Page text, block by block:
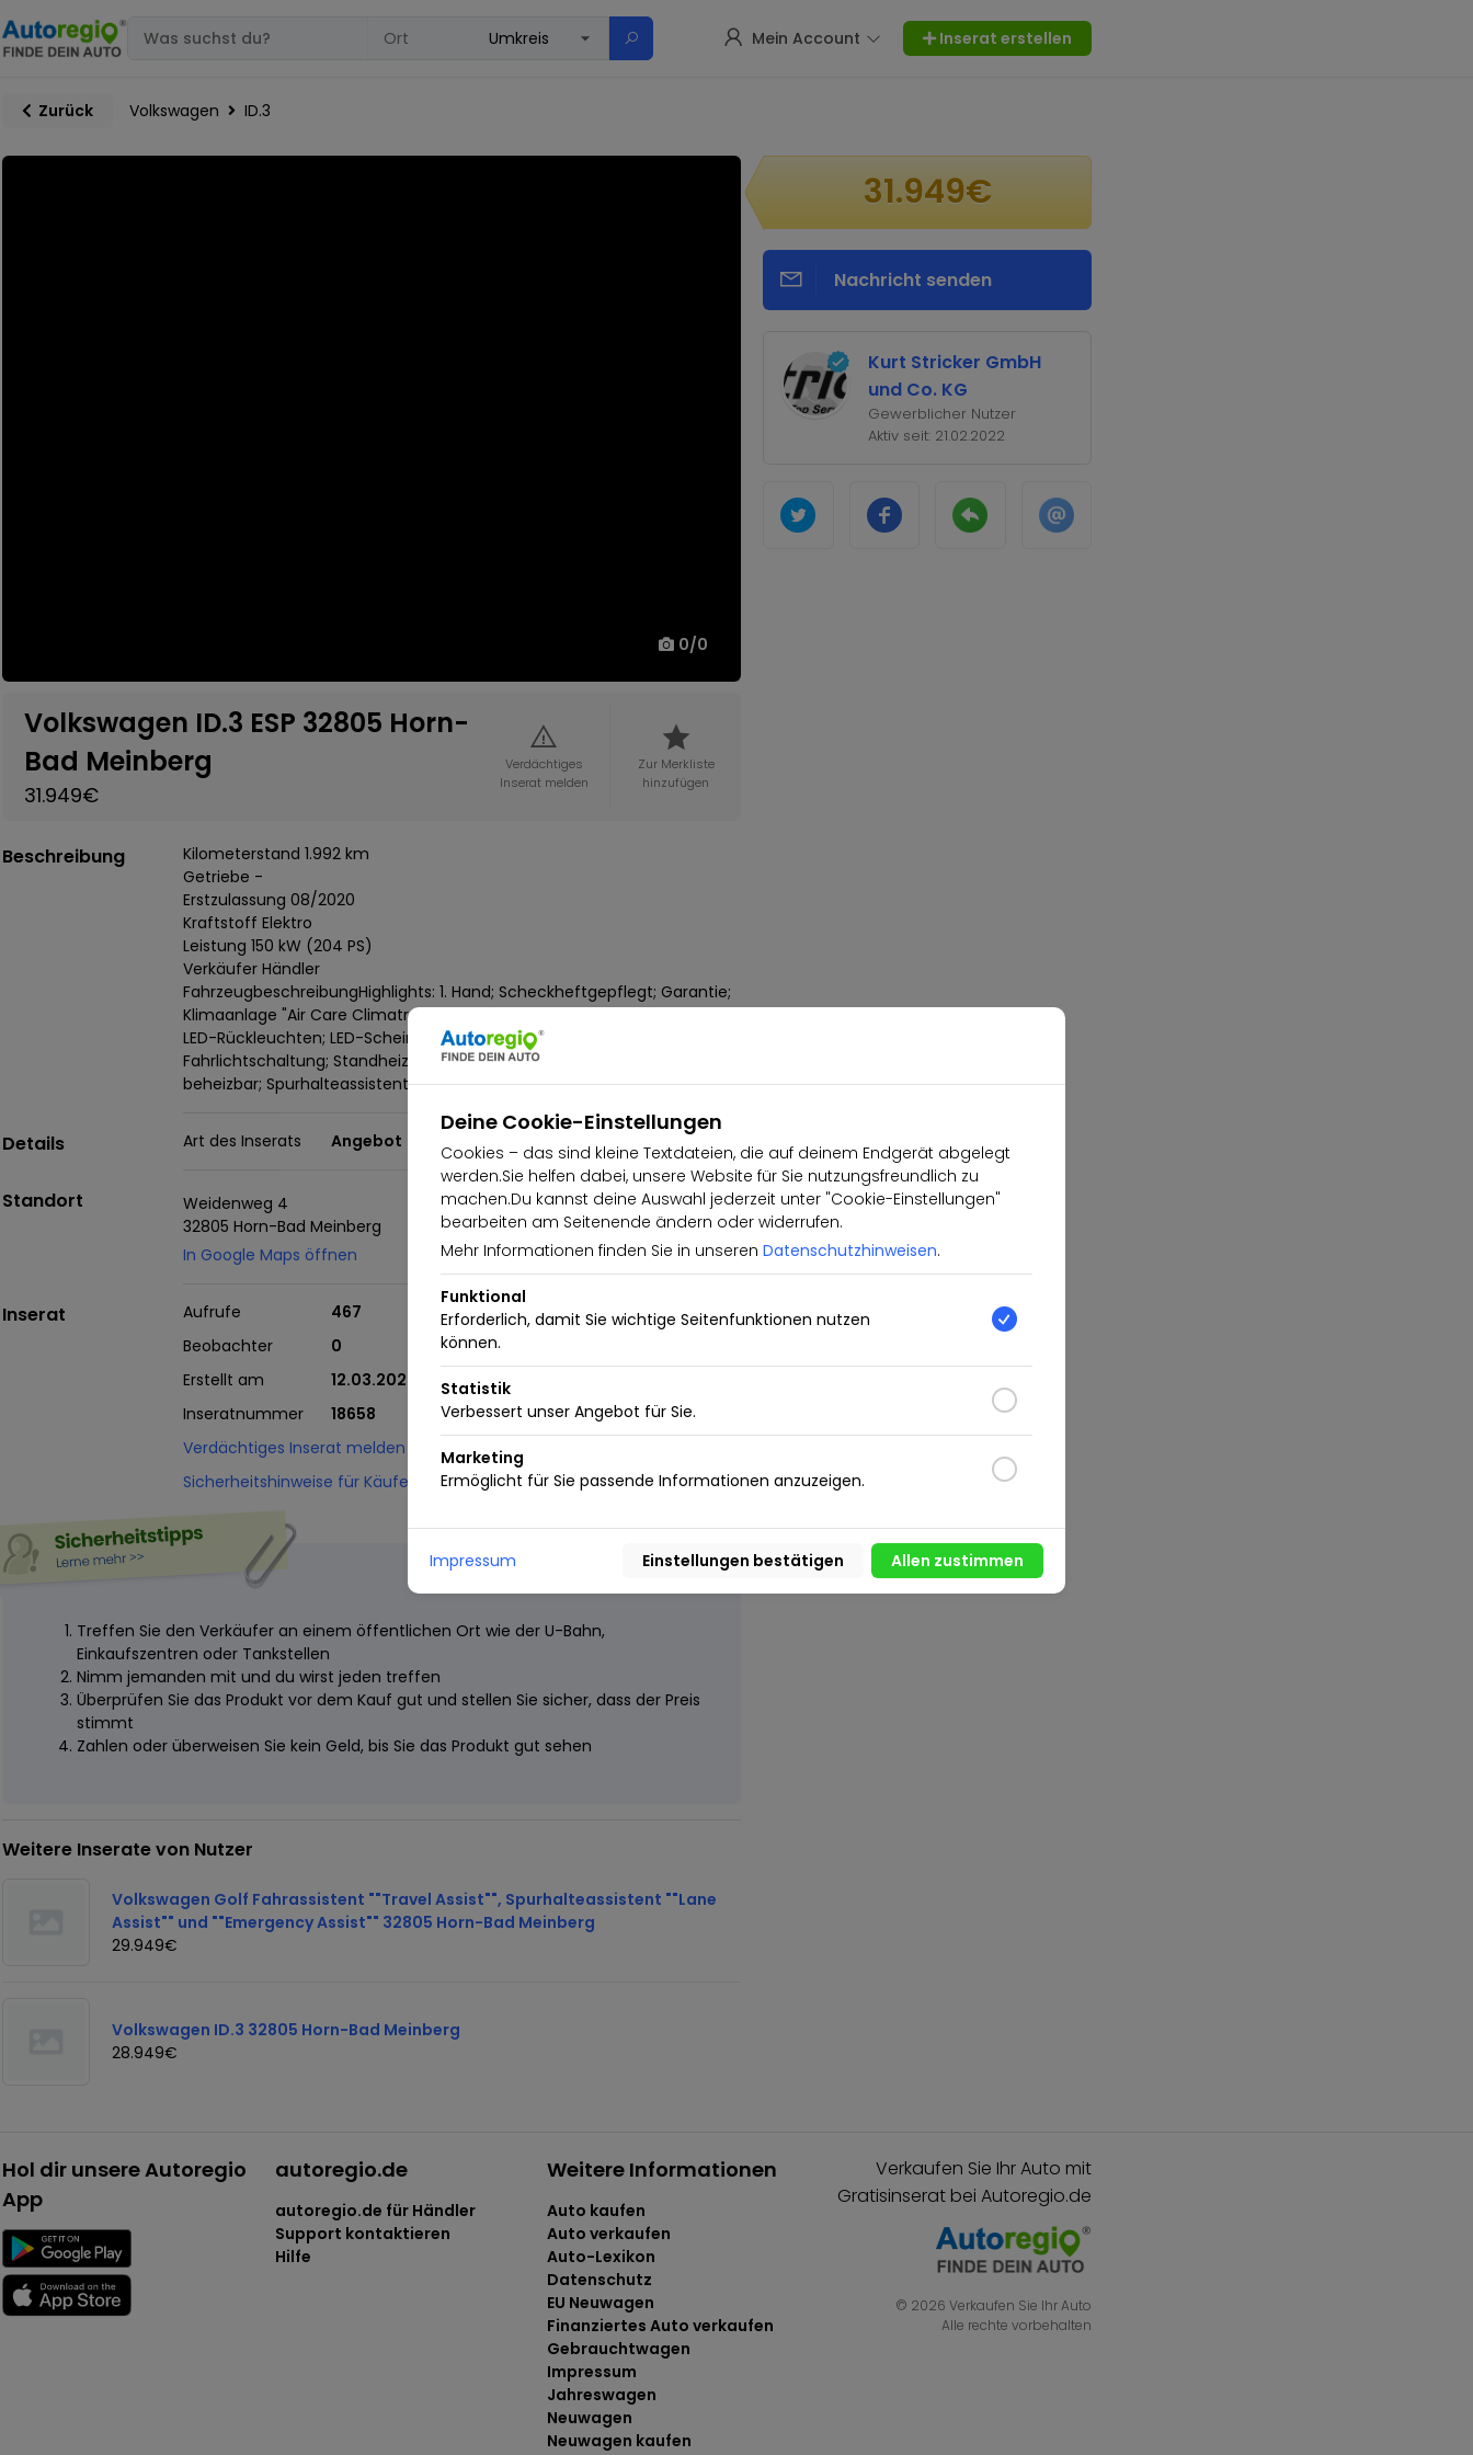
Mein Account Inserat erstellen
Deine Cookie-Einstellungen
Cookies – das sind kleine Textdateien, die auf deinem Endgerät abgelegt
werden.Sie helfen dabei, unsere Website für Sie nutzungsfreundlich zu
machen.Du kannst deine Auswahl jederzeit unter "Cookie-Einstellungen"
bearbeiten am Seitenende ändern oder widerrufen.
Mehr Informationen finden Sie in unseren Datenschutzhinweisen.
Funktional
Erforderlich, damit Sie wichtige Seitenfunktionen nutzen
können.
Statistik
Verbessert unser Angebot für Sie.
Marketing
Ermöglicht für Sie passende Informationen anzuzeigen.
Impressum
Zurück Volkswagen ID.3
0/0
Volkswagen ID.3 ESP 32805 Horn-
Bad Meinberg
31.949€
Verdächtiges
Inserat melden
Zur Merkliste
hinzufügen
Beschreibung
Kilometerstand 1.992 km
Getriebe -
Erstzulassung 08/2020
Kraftstoff Elektro
Leistung 150 kW (204 PS)
Verkäufer Händler
FahrzeugbeschreibungHighlights: 1. Hand; Scheckheftgepflegt; Garantie;
Klimaanlage "Air Care Climatronic" mit 2-Zonen-Temperaturregelung;
LED-Rückleuchten; LED-Scheinwerfer mit automatischer
Fahrlichtschaltung; Standheizung; Navigationssystem; Vordersitze
beheizbar; Spurhalteassistent "Lane Assist""
Details Art des Inserats Angebot
Standort
Weidenweg 4
32805 Horn-Bad Meinberg
In Google Maps öffnen
Inserat Aufrufe
467
Beobachter
0
Erstellt am
12.03.2023
Inseratnummer
18658
Verdächtiges Inserat melden
Sicherheitshinweise für Käufer und Verkäufer
Treffen Sie den Verkäufer an einem öffentlichen Ort wie der U-Bahn,
Einkaufszentren oder Tankstellen
Nimm jemanden mit und du wirst jeden treffen
Überprüfen Sie das Produkt vor dem Kauf gut und stellen Sie sicher, dass der Preis
stimmt
Zahlen oder überweisen Sie kein Geld, bis Sie das Produkt gut sehen
Weitere Inserate von Nutzer
Volkswagen Golf Fahrassistent ""Travel Assist"", Spurhalteassistent ""Lane
Assist"" und ""Emergency Assist"" 32805 Horn-Bad Meinberg
29.949€
Volkswagen ID.3 32805 Horn-Bad Meinberg
28.949€
31.949€
Nachricht senden
Kurt Stricker GmbH
und Co. KG
Gewerblicher Nutzer
Aktiv seit: 21.02.2022
Hol dir unsere Autoregio
App
autoregio.de
autoregio.de für Händler
Support kontaktieren
Hilfe
Weitere Informationen
Auto kaufen
Auto verkaufen
Auto-Lexikon
Datenschutz
EU Neuwagen
Finanziertes Auto verkaufen
Gebrauchtwagen
Impressum
Jahreswagen
Neuwagen
Neuwagen kaufen
Verkaufen Sie Ihr Auto mit
Gratisinserat bei Autoregio.de
© 2026 Verkaufen Sie Ihr Auto
Alle rechte vorbehalten